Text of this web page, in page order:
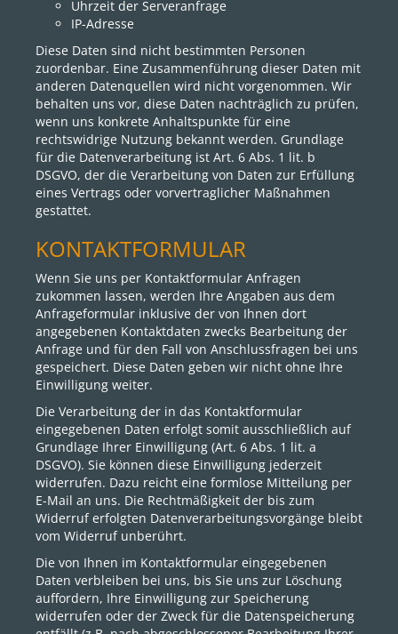
Uhrzeit der Serveranfrage
IP-Adresse
Diese Daten sind nicht bestimmten Personen
zuordenbar. Eine Zusammenführung dieser Daten mit
anderen Datenquellen wird nicht vorgenommen. Wir
behalten uns vor, diese Daten nachträglich zu prüfen,
wenn uns konkrete Anhaltspunkte für eine
rechtswidrige Nutzung bekannt werden. Grundlage
für die Datenverarbeitung ist Art. 6 Abs. 1 lit. b
DSGVO, der die Verarbeitung von Daten zur Erfüllung
eines Vertrags oder vorvertraglicher Maßnahmen
gestattet.
KONTAKTFORMULAR
Wenn Sie uns per Kontaktformular Anfragen
zukommen lassen, werden Ihre Angaben aus dem
Anfrageformular inklusive der von Ihnen dort
angegebenen Kontaktdaten zwecks Bearbeitung der
Anfrage und für den Fall von Anschlussfragen bei uns
gespeichert. Diese Daten geben wir nicht ohne Ihre
Einwilligung weiter.
Die Verarbeitung der in das Kontaktformular
eingegebenen Daten erfolgt somit ausschließlich auf
Grundlage Ihrer Einwilligung (Art. 6 Abs. 1 lit. a
DSGVO). Sie können diese Einwilligung jederzeit
widerrufen. Dazu reicht eine formlose Mitteilung per
E-Mail an uns. Die Rechtmäßigkeit der bis zum
Widerruf erfolgten Datenverarbeitungsvorgänge bleibt
vom Widerruf unberührt.
Die von Ihnen im Kontaktformular eingegebenen
Daten verbleiben bei uns, bis Sie uns zur Löschung
auffordern, Ihre Einwilligung zur Speicherung
widerrufen oder der Zweck für die Datenspeicherung